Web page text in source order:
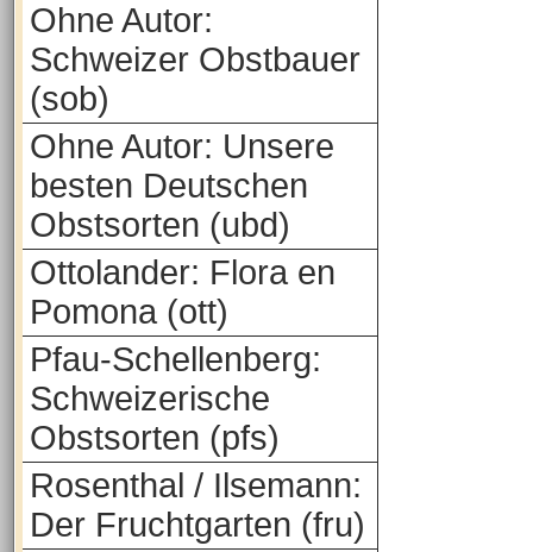
Ohne Autor:
Schweizer Obstbauer
(sob)
Ohne Autor: Unsere
besten Deutschen
Obstsorten (ubd)
Ottolander: Flora en
Pomona (ott)
Pfau-Schellenberg:
Schweizerische
Obstsorten (pfs)
Rosenthal / Ilsemann:
Der Fruchtgarten (fru)